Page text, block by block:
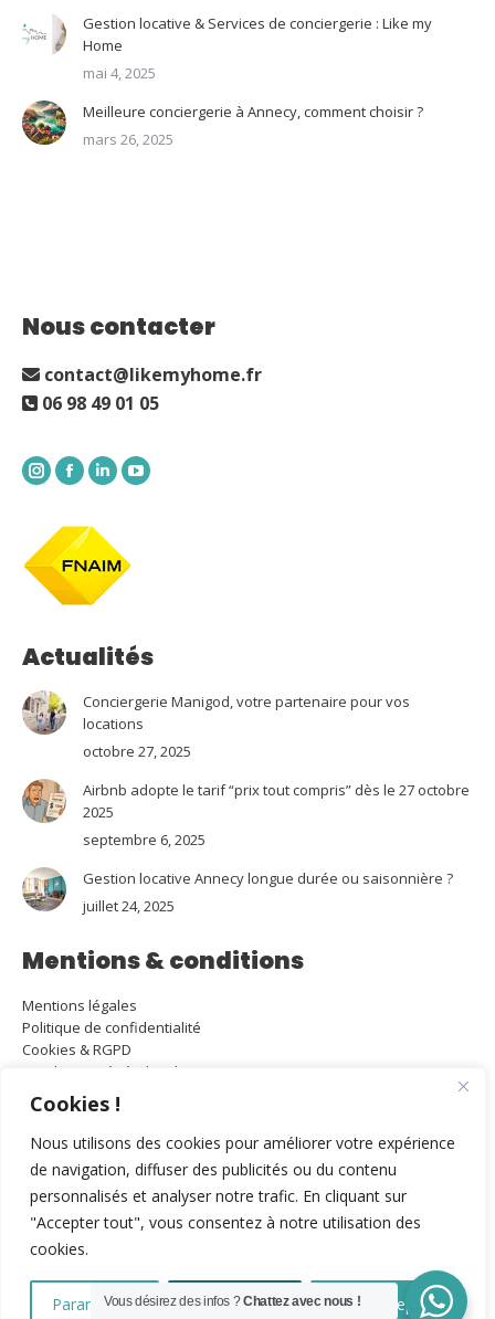
Cookies !
Nous utilisons des cookies pour améliorer votre expérience
de navigation, diffuser des publicités ou du contenu
personnalisés et analyser notre trafic. En cliquant sur
"Accepter tout", vous consentez à notre utilisation des
cookies.
Paramétres Tout refuser Tout accepter
Gestion locative & Services de conciergerie : Like my
Home
mai 4, 2025
Meilleure conciergerie à Annecy, comment choisir ?
mars 26, 2025
Nous contacter
contact@likemyhome.fr
06 98 49 01 05
InstagramFacebook
LinkedInYouTube
Actualités
Conciergerie Manigod, votre partenaire pour vos
locations
octobre 27, 2025
Airbnb adopte le tarif “prix tout compris” dès le 27 octobre
2025
septembre 6, 2025
Gestion locative Annecy longue durée ou saisonnière ?
juillet 24, 2025
Mentions & conditions
Mentions légales
Politique de confidentialité
Cookies & RGPD
Conditions générales de vente
Attestation RC Pro et Garantie financière Gestion / Transaction
Carte Immobilière Gestion / Transaction
Barême d'honoraires
Réalisé par Ma Petite Com'
Vous désirez des infos ?Chattez avec nous !